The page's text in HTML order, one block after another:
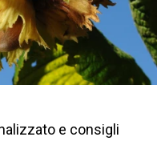
e consigli